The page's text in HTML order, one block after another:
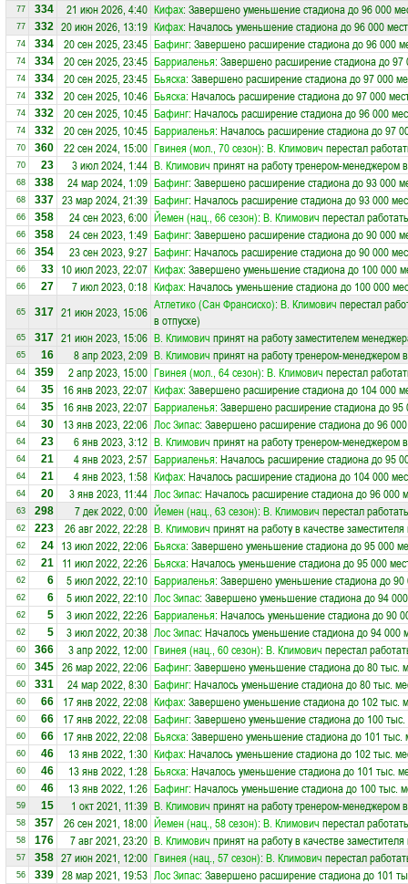
77 334 21 июн 2026, 4:40 Кифах: Завершено уменьшение стадиона до 96 000
77 332 20 июн 2026, 13:19 Кифах: Началось уменьшение стадиона до 96 000 мест
74 334 20 сен 2025, 23:45 Бафинг: Завершено расширение стадиона до 96 000
74 334 20 сен 2025, 23:45 Барриаленья: Завершено расширение стадиона до 97
74 334 20 сен 2025, 23:45 Бьяска: Завершено расширение стадиона до 97 000
74 332 20 сен 2025, 10:46 Бьяска: Началось расширение стадиона до 97 000
74 332 20 сен 2025, 10:45 Бафинг: Началось расширение стадиона до 96 000
74 332 20 сен 2025, 10:45 Барриаленья: Началось расширение стадиона до 97
70 360 22 сен 2024, 15:00 Гвинея (мол., 70 сезон): В. Климович перестал
70 23 3 июл 2024, 1:44 В. Климович принят на работу тренером-менеджером
68 338 24 мар 2024, 1:09 Бафинг: Завершено расширение стадиона до 93 000
68 337 23 мар 2024, 21:39 Бафинг: Началось расширение стадиона до 93 000
66 358 24 сен 2023, 6:00 Йемен (нац., 66 сезон): В. Климович перестал
66 358 24 сен 2023, 1:49 Бафинг: Завершено расширение стадиона до 90 000
66 354 23 сен 2023, 9:27 Бафинг: Началось расширение стадиона до 90 000
66 33 10 июл 2023, 22:07 Кифах: Завершено уменьшение стадиона до 100 000
66 27 7 июл 2023, 0:18 Кифах: Началось уменьшение стадиона до 100 000
65 317 21 июн 2023, 15:06 Атлетико (Сан Франсиско): В. Климович перестал
в отпуске)
65 317 21 июн 2023, 15:06 В. Климович принят на работу заместителем
65 16 8 апр 2023, 2:09 В. Климович принят на работу тренером-менеджером
64 359 2 апр 2023, 15:00 Гвинея (мол., 64 сезон): В. Климович перестал
64 35 16 янв 2023, 22:07 Кифах: Завершено расширение стадиона до 104 000
64 35 16 янв 2023, 22:07 Барриаленья: Завершено расширение стадиона до 95
64 30 13 янв 2023, 22:06 Лос Зипас: Завершено расширение стадиона до 96
64 23 6 янв 2023, 3:12 В. Климович принят на работу тренером-менеджером
64 21 4 янв 2023, 2:57 Барриаленья: Началось расширение стадиона до 95
64 21 4 янв 2023, 1:58 Кифах: Началось расширение стадиона до 104 000
64 20 3 янв 2023, 11:44 Лос Зипас: Началось расширение стадиона до 96 000
63 298 7 дек 2022, 0:00 Йемен (нац., 63 сезон): В. Климович перестал
62 223 26 авг 2022, 22:28 В. Климович принят на работу в качестве
62 24 13 июл 2022, 22:06 Бьяска: Завершено уменьшение стадиона до 95 000
62 21 11 июл 2022, 22:26 Бьяска: Началось уменьшение стадиона до 95 000
62 6 5 июл 2022, 22:10 Барриаленья: Завершено уменьшение стадиона до 90
62 6 5 июл 2022, 22:10 Лос Зипас: Завершено уменьшение стадиона до 94
62 5 3 июл 2022, 22:26 Барриаленья: Началось уменьшение стадиона до 90
62 5 3 июл 2022, 20:38 Лос Зипас: Началось уменьшение стадиона до 94 000
60 366 3 апр 2022, 12:00 Гвинея (нац., 60 сезон): В. Климович перестал
60 345 26 мар 2022, 22:06 Бафинг: Завершено уменьшение стадиона до 80 тыс.
60 331 24 мар 2022, 8:30 Бафинг: Началось уменьшение стадиона до 80 тыс.
60 66 17 янв 2022, 22:08 Кифах: Завершено уменьшение стадиона до 102 тыс.
60 66 17 янв 2022, 22:08 Бафинг: Завершено уменьшение стадиона до 100 тыс.
60 66 17 янв 2022, 22:08 Бьяска: Завершено уменьшение стадиона до 101 тыс.
60 46 13 янв 2022, 1:30 Кифах: Началось уменьшение стадиона до 102 тыс.
60 46 13 янв 2022, 1:28 Бьяска: Началось уменьшение стадиона до 101 тыс.
60 46 13 янв 2022, 1:26 Бафинг: Началось уменьшение стадиона до 100 тыс.
59 15 1 окт 2021, 11:39 В. Климович принят на работу тренером-менеджером
58 357 26 сен 2021, 18:00 Йемен (нац., 58 сезон): В. Климович перестал
58 176 7 авг 2021, 23:20 В. Климович принят на работу в качестве
57 358 27 июн 2021, 12:00 Гвинея (нац., 57 сезон): В. Климович перестал
56 339 28 мар 2021, 19:53 Лос Зипас: Завершено расширение стадиона до 101